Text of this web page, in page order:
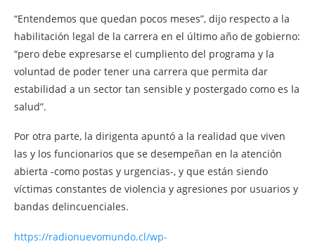
“Entendemos que quedan pocos meses”, dijo respecto a la
habilitación legal de la carrera en el último año de gobierno:
“pero debe expresarse el cumpliento del programa y la
voluntad de poder tener una carrera que permita dar
estabilidad a un sector tan sensible y postergado como es la
salud”.
Por otra parte, la dirigenta apuntó a la realidad que viven
las y los funcionarios que se desempeñan en la atención
abierta -como postas y urgencias-, y que están siendo
víctimas constantes de violencia y agresiones por usuarios y
bandas delincuenciales.
https://radionuevomundo.cl/wp-